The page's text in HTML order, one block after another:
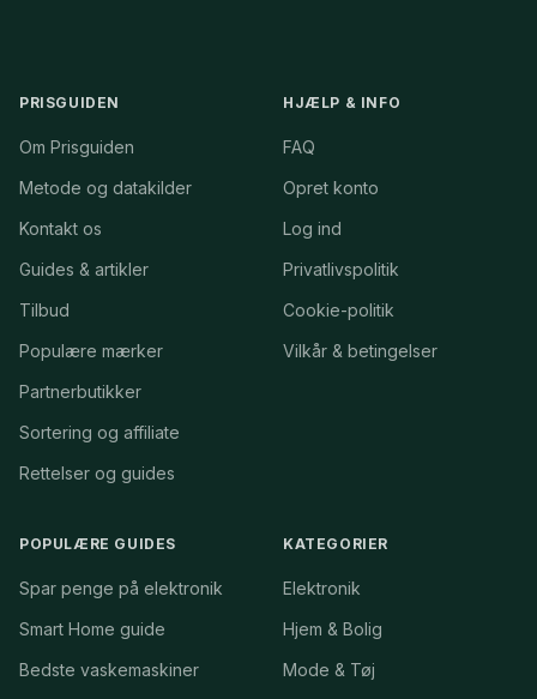
PRISGUIDEN
Om Prisguiden
Metode og datakilder
Kontakt os
Guides & artikler
Tilbud
Populære mærker
Partnerbutikker
Sortering og affiliate
Rettelser og guides
HJÆLP & INFO
FAQ
Opret konto
Log ind
Privatlivspolitik
Cookie-politik
Vilkår & betingelser
POPULÆRE GUIDES
Spar penge på elektronik
Smart Home guide
Bedste vaskemaskiner
KATEGORIER
Elektronik
Hjem & Bolig
Mode & Tøj